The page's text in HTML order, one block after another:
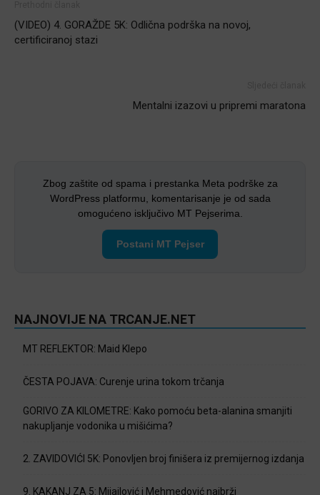
(VIDEO) 4. GORAŽDE 5K: Odlična podrška na novoj,
certificiranoj stazi
Mentalni izazovi u pripremi maratona
Zbog zaštite od spama i prestanka Meta podrške za
WordPress platformu, komentarisanje je od sada
omogućeno isključivo MT Pejserima.
Postani MT Pejser
NAJNOVIJE NA TRCANJE.NET
MT REFLEKTOR: Maid Klepo
ČESTA POJAVA: Curenje urina tokom trčanja
GORIVO ZA KILOMETRE: Kako pomoću beta-alanina smanjiti
nakupljanje vodonika u mišićima?
2. ZAVIDOVIĆI 5K: Ponovljen broj finišera iz premijernog izdanja
9. KAKANJ ZA 5: Mijailović i Mehmedović najbrži